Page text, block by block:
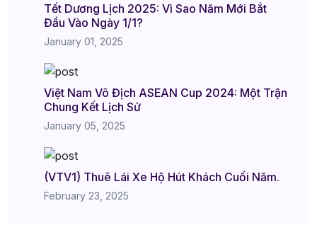
Tết Dương Lịch 2025: Vì Sao Năm Mới Bắt
Đầu Vào Ngày 1/1?
January 01, 2025
Việt Nam Vô Địch ASEAN Cup 2024: Một Trận
Chung Kết Lịch Sử
January 05, 2025
(VTV1) Thuê Lái Xe Hộ Hút Khách Cuối Năm.
February 23, 2025